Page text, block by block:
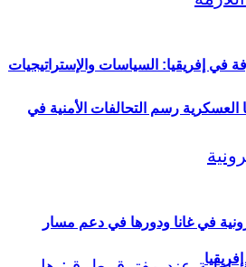
العسكرية رسم التحالفات الأمنية في
في إفريقيا: السياسات والإستراتيجيات
في غانا ودورها في دعم مسار